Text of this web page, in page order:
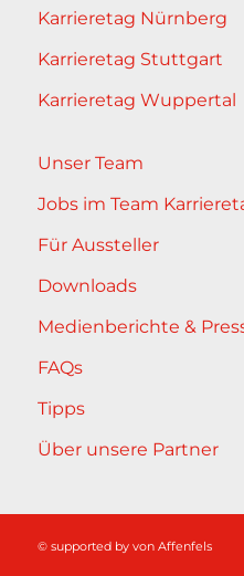
Karrieretag Nürnberg
Karrieretag Stuttgart
Karrieretag Wuppertal
Unser Team
Jobs im Team
Für Aussteller
Downloads
Medienberichte &
FAQs
Tipps
Über unsere Partner
© supported by von Affenfels